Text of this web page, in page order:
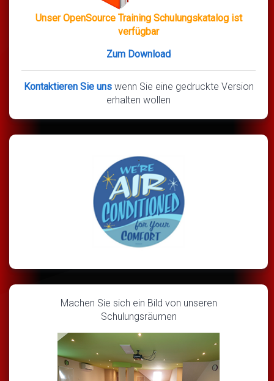
Unser OpenSource Training Schulungskatalog ist
verfügbar
Zum Download
Kontaktieren Sie uns wenn Sie eine gedruckte Version
erhalten wollen
Machen Sie sich ein Bild von unseren
Schulungsräumen